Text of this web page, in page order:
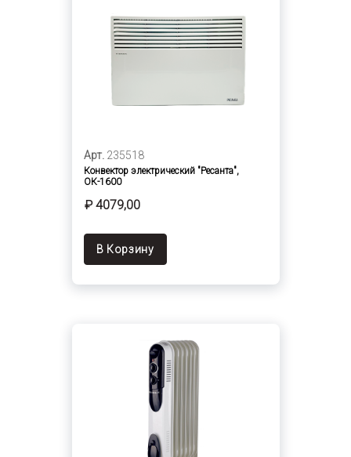
Арт. 235518
Конвектор электрический "Ресанта",
ОК-1600
₽ 4079,00
В Корзину